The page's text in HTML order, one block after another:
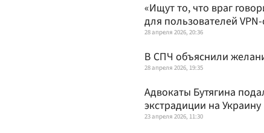
«Ищут то, что враг
для пользователей
28 апреля 2026, 20:36
В СПЧ объяснили
28 апреля 2026, 19:35
Адвокаты Бутягина
экстрадиции на Украину
23 апреля 2026, 11:30